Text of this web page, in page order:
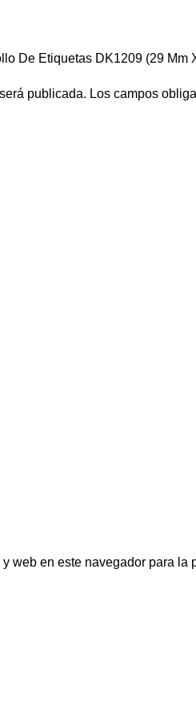
De Etiquetas DK1209 (29 Mm
publicada. Los campos
web en este navegador para la